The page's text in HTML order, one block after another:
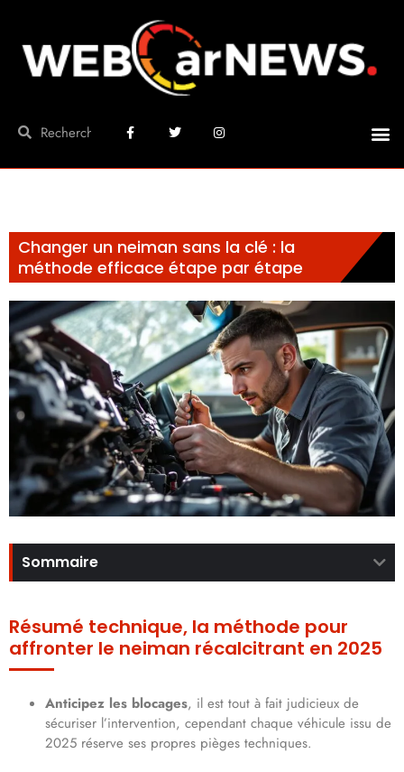
Changer un neiman sans la clé : la
méthode efficace étape par étape
Sommaire
Résumé technique, la méthode pour
affronter le neiman récalcitrant en 2025
Anticipez les blocages, il est tout à fait judicieux de
sécuriser l’intervention, cependant chaque véhicule issu de
2025 réserve ses propres pièges techniques.